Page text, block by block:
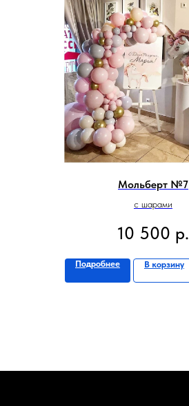
Мольберт №7
с шарами
10 500 р.
Подробнее В корзину